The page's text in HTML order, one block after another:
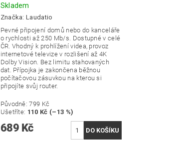
Skladem
Značka:Laudatio
Pevné připojení domů nebo do kanceláře
o rychlosti až 250 Mb/s. Dostupné v celé
ČR. Vhodný k prohlížení videa, provoz
internetové televize v rozlišení až 4K
Dolby Vision. Bez limitu stahovaných
dat. Přípojka je zakončena běžnou
počítačovou zásuvkou na kterou si
připojíte svůj router.
Původně:799 Kč
Ušetříte: 110 Kč (–13 %)
689 Kč